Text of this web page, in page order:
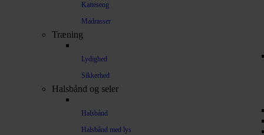
Katteseng
Madrasser
Træning
Lydighed
Sikkerhed
Halsbånd og seler
Halsbånd
Halsbånd med lys